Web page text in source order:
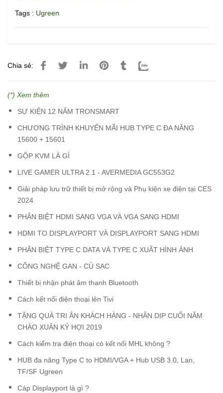
Tags : Ugreen
Chia sẻ:
(*) Xem thêm
SỰ KIỆN 12 NĂM TRONSMART
CHƯƠNG TRÌNH KHUYẾN MÃI HUB TYPE C ĐA NĂNG
15600 + 15601
GỘP KVM LÀ GÌ
LIVE GAMER ULTRA 2.1 - AVERMEDIA GC553G2
Giải pháp lưu trữ thiết bị mở rộng và Phụ kiện xe điện tại CES
2024
PHÂN BIỆT HDMI SANG VGA VÀ VGA SANG HDMI
HDMI TO DISPLAYPORT VÀ DISPLAYPORT SANG HDMI
PHÂN BIỆT TYPE C DATA VÀ TYPE C XUẤT HÌNH ẢNH
CÔNG NGHỆ GAN - CỦ SẠC
Thiết bị nhận phát âm thanh Bluetooth
Cách kết nối điện thoại lên Tivi
TẶNG QUÀ TRI ÂN KHÁCH HÀNG - NHÂN DỊP CUỐI NĂM
CHÀO XUÂN KỶ HỢI 2019
Cách kiểm tra điện thoại có kết nối MHL không ?
HUB đa năng Type C to HDMI/VGA + Hub USB 3.0, Lan,
TF/SF Ugreen
Cáp Displayport là gì ?